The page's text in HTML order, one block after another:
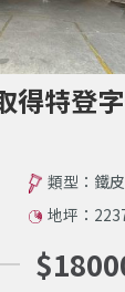
得特登
類型：鐵
地坪：